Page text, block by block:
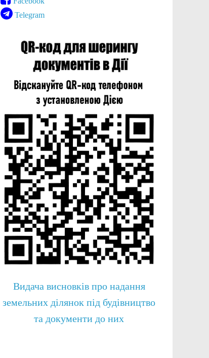
Telegram
Видача висновків про надання
земельних ділянок під будівництво
та документи до них